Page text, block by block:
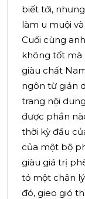
biết tới,
làm u muội
Cuối cùng
không tốt mà
giàu chất
ngôn từ giản
trang nội
được phần
thời kỳ đầu
của một bộ
giàu giá trị
tỏ một chân
đó, gieo gió